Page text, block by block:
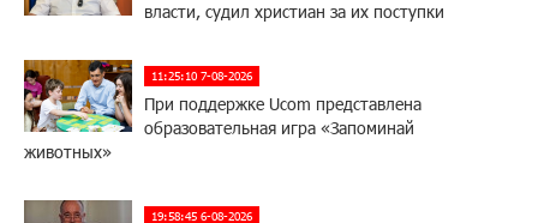
власти, судил христиан за их поступки
11:25:10 7-08-2026
При поддержке Ucom представлена
образовательная игра «Запоминай
животных»
19:58:45 6-08-2026